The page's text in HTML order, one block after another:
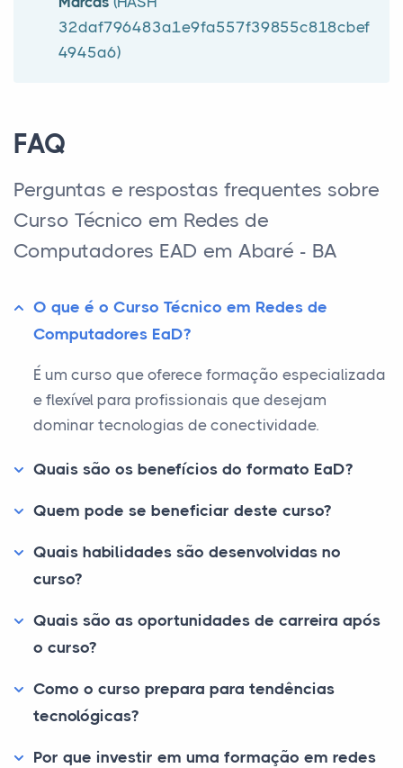
32daf796483a1e9fa557f39855c818cbef
4945a6)
FAQ
Perguntas e respostas frequentes sobre
Curso Técnico em Redes de
Computadores EAD em Abaré - BA
O que é o Curso Técnico em Redes de
Computadores EaD?
É um curso que oferece formação especializada
e flexível para profissionais que desejam
dominar tecnologias de conectividade.
Quais são os benefícios do formato EaD?
Quem pode se beneficiar deste curso?
Quais habilidades são desenvolvidas no
curso?
Quais são as oportunidades de carreira após
o curso?
Como o curso prepara para tendências
tecnológicas?
Por que investir em uma formação em redes